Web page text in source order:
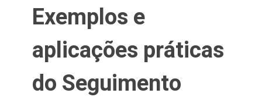
Exemplos e
aplicações práticas
do Seguimento